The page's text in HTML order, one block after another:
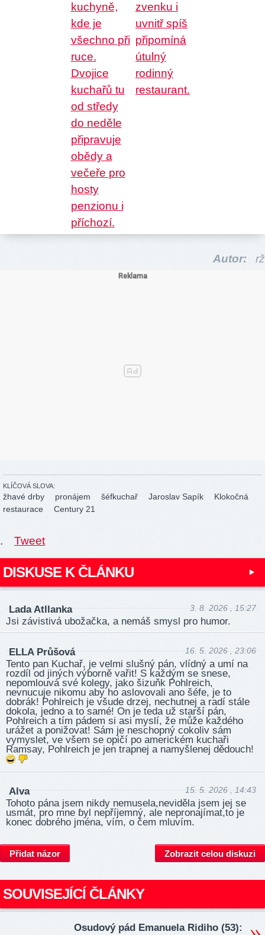
Autor: rž
KLÍČOVÁ SLOVA:
žhavé drby pronájem šéfkuchař Jaroslav Sapík
Klokočná
restaurace
Century 21
. Tweet
DISKUSE K ČLÁNKU
Lada Atllanka 3. 8. 2026 , 15:27
Jsi závistivá ubožačka, a nemáš smysl pro humor.
ELLA Průšová 16. 5. 2026 , 23:06
Tento pan Kuchař, je velmi slušný pán, vlídný a umí na
rozdíl od jiných výborně vařit! S každým se snese,
nepomlouvá své kolegy, jako šizuňk Pohlreich,
nevnucuje nikomu aby ho aslovovali ano šéfe, je to
dobrák! Pohlreich je všude drzej, nechutnej a radí stále
dokola, jedno a to samé! On je teda už starší pán,
Pohlreich a tím pádem si asi myslí, že může každého
urážet a ponižovat! Sám je neschopný cokoliv sám
vymyslet, ve všem se opičí po americkém kuchaři
Ramsay, Pohlreich je jen trapnej a namyšlenej dědouch!
Alva 15. 5. 2026 , 14:43
Tohoto pána jsem nikdy nemusela,neviděla jsem jej se
usmát, pro mne ɓyl nepříjemný, ale nepronajímat,to je
konec dobrého jména, vím, o čem mluvím.
Přidat názor Zobrazit celou diskuzi
SOUVISEJÍCÍ ČLÁNKY
Osudový pád Emanuela Ridiho (53):